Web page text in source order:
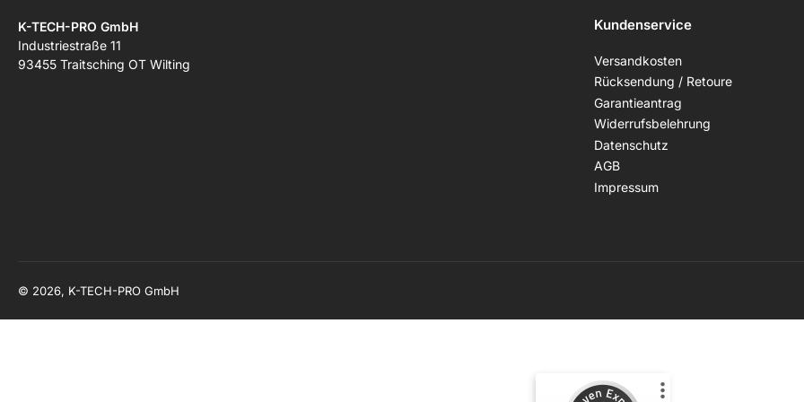
K-TECH-PRO GmbH
Industriestraße 11
93455 Traitsching OT Wilting
Kundenservice
Versandkosten
Rücksendung / Retoure
Garantieantrag
Widerrufsbelehrung
Datenschutz
AGB
Impressum
© 2026, K-TECH-PRO GmbH